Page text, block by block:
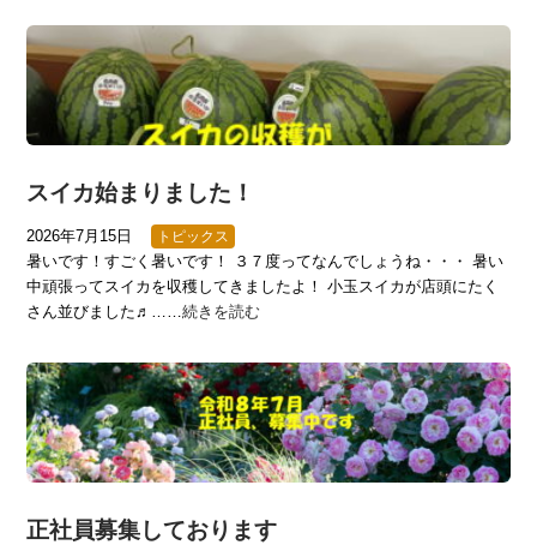
スイカ始まりました！
2026年7月15日 トピックス
暑いです！すごく暑いです！ ３７度ってなんでしょうね・・・ 暑い
中頑張ってスイカを収穫してきましたよ！ 小玉スイカが店頭にたく
さん並びました♬……続きを読む
正社員募集しております